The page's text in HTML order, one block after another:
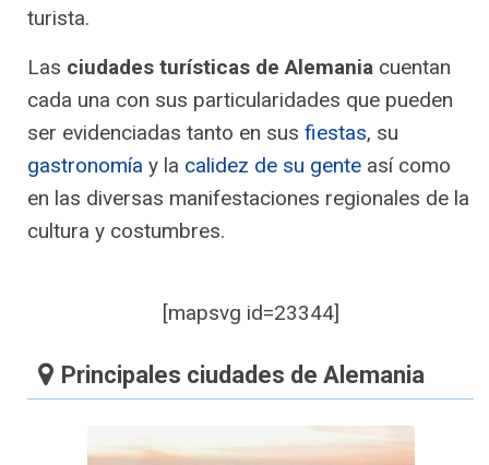
turista.
Las ciudades turísticas de Alemania cuentan
cada una con sus particularidades que pueden
ser evidenciadas tanto en sus fiestas, su
gastronomía y la calidez de su gente así como
en las diversas manifestaciones regionales de la
cultura y costumbres.
[mapsvg id=23344]
Principales ciudades de Alemania